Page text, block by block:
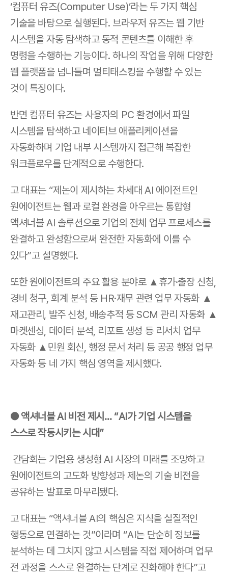
‘컴퓨터 유즈(Computer Use)’라는 두 가지 핵심
기술을 바탕으로 실행된다. 브라우저 유즈는 웹 기반
시스템을 자동 탐색하고 동적 콘텐츠를 이해한 후
명령을 수행하는 기능이다. 하나의 작업을 위해 다양한
웹 플랫폼을 넘나들며 멀티태스킹을 수행할 수 있는
것이 특징이다.
반면 컴퓨터 유즈는 사용자의 PC 환경에서 파일
시스템을 탐색하고 네이티브 애플리케이션을
자동화하며 기업 내부 시스템까지 접근해 복잡한
워크플로우를 단계적으로 수행한다.
고 대표는 “제논이 제시하는 차세대 AI 에이전트인
원에이전트는 웹과 로컬 환경을 아우르는 통합형
액셔너블 AI 솔루션으로 기업의 전체 업무 프로세스를
완결하고 완성함으로써 완전한 자동화에 이를 수
있다”고 설명했다.
또한 원에이전트의 주요 활용 분야로 ▲휴가·출장 신청,
경비 청구, 회계 분석 등 HR·재무 관련 업무 자동화 ▲
재고관리, 발주 신청, 배송추적 등 SCM 관리 자동화 ▲
마켓센싱, 데이터 분석, 리포트 생성 등 리서치 업무
자동화 ▲민원 회신, 행정 문서 처리 등 공공 행정 업무
자동화 등 네 가지 핵심 영역을 제시했다.
● 액셔너블 AI 비전 제시… “AI가 기업 시스템을
스스로 작동시키는 시대”
간담회는 기업용 생성형 AI 시장의 미래를 조망하고
원에이전트의 고도화 방향성과 제논의 기술 비전을
공유하는 발표로 마무리됐다.
고 대표는 “액셔너블 AI의 핵심은 지식을 실질적인
행동으로 연결하는 것”이라며 “AI는 단순히 정보를
분석하는 데 그치지 않고 시스템을 직접 제어하며 업무
전 과정을 스스로 완결하는 단계로 진화해야 한다”고